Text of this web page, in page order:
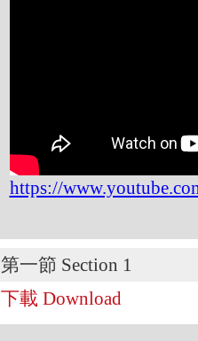
https://
第一節 Section 1
下載 Download